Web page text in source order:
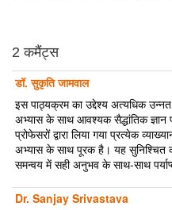
2 कमैंट्स
डॉ. सुकृति जामवाल
इस पाठ्यक्रम का उद्देश्य अत्यधिक
अभ्यास के साथ आवश्यक सैद्धांतिक ज्ञान
प्रोफेसरों द्वारा लिया गया प्रत्येक
अभ्यास के साथ पूरक है। यह सुनिश्चित
समन्वय में सही अनुभव के साथ-साथ पर्याप्त
Dr. Sanjay Srivastava